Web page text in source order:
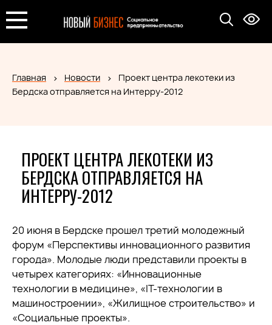
Главная Новости
Проект центра лекотеки из
Бердска отправляется на Интерру-2012
ПРОЕКТ ЦЕНТРА ЛЕКОТЕКИ ИЗ
БЕРДСКА ОТПРАВЛЯЕТСЯ НА
ИНТЕРРУ-2012
20 июня в Бердске прошел третий молодежный
форум «Перспективы инновационного развития
города». Молодые люди представили проекты в
четырех категориях: «Инновационные
технологии в медицине», «IT-технологии в
машиностроении», «Жилищное строительство» и
«Социальные проекты».